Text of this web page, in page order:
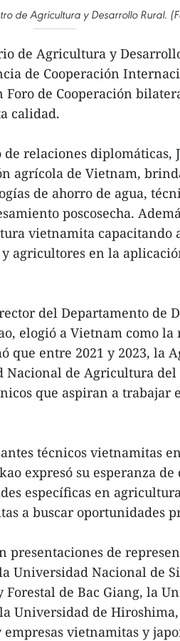
de Agricultura y Desarrollo Rural.
de Agricultura y
de Cooperación
de Cooperación
calidad.
relaciones diplomáticas,
agrícola de Vietnam,
de ahorro de agua,
poscosecha.
vietnamita capacitando
agricultores en la
del Departamento de
elogió a Vietnam como
que entre 2021 y 2023, la
Nacional de Agricultura
que aspiran a trabajar
técnicos vietnamitas
expresó su esperanza
específicas en
a buscar oportunidades
presentaciones de
Universidad Nacional de
de Bac Giang, la
Universidad de
vietnamitas y